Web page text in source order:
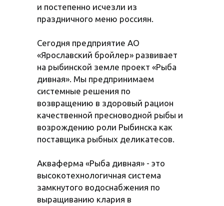
и постепенно исчезли из
праздничного меню россиян.
Сегодня предприятие АО
«Ярославский бройлер» развивает
на рыбинской земле проект «Рыба
дивная». Мы предпринимаем
системные решения по
возвращению в здоровый рацион
качественной пресноводной рыбы и
возрождению роли Рыбинска как
поставщика рыбных деликатесов.
Акваферма «Рыба дивная» - это
высокотехнологичная система
замкнутого водоснабжения по
выращиванию клария в